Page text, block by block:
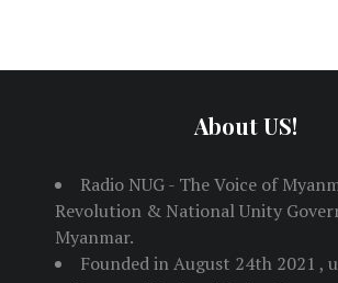
About US!
Radio NUG - The Voice of
Revolution & National Unity
Myanmar.
Founded in August 24th 2021 ,